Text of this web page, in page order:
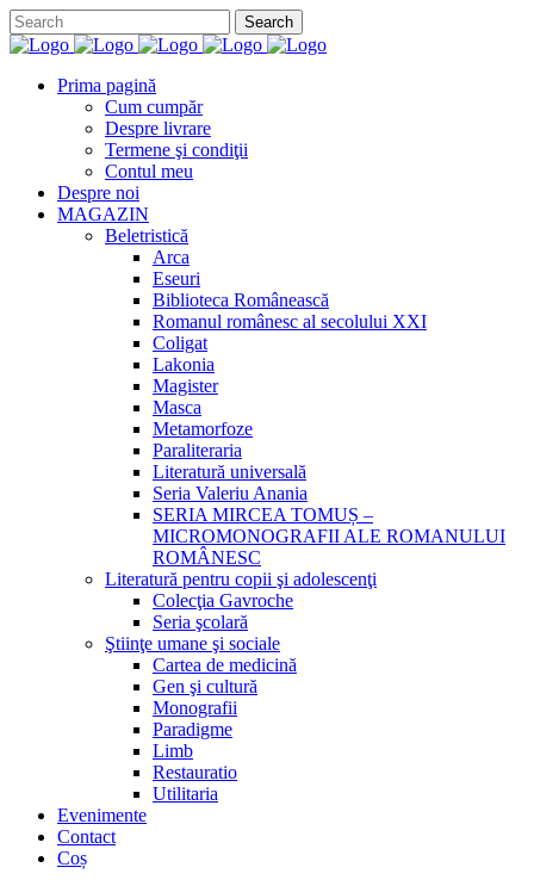
Prima pagină
Cum cumpăr
Despre livrare
Termene şi condiţii
Contul meu
Despre noi
MAGAZIN
Beletristică
Arca
Eseuri
Biblioteca Românească
Romanul românesc al secolului XXI
Coligat
Lakonia
Magister
Masca
Metamorfoze
Paraliteraria
Literatură universală
Seria Valeriu Anania
SERIA MIRCEA TOMUȘ –
MICROMONOGRAFII ALE ROMANULUI
ROMÂNESC
Literatură pentru copii şi adolescenţi
Colecţia Gavroche
Seria şcolară
Ştiinţe umane şi sociale
Cartea de medicină
Gen şi cultură
Monografii
Paradigme
Limb
Restauratio
Utilitaria
Evenimente
Contact
Coș